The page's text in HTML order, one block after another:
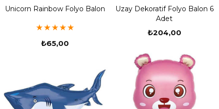
Unicorn Rainbow Folyo Balon
★★★★★
₺65,00
Uzay Dekoratif Folyo Balon 6
Adet
₺204,00